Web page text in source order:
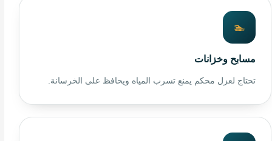
🏊
مسابح وخزانات
تحتاج لعزل محكم يمنع تسرب المياه ويحافظ على الخرسانة.